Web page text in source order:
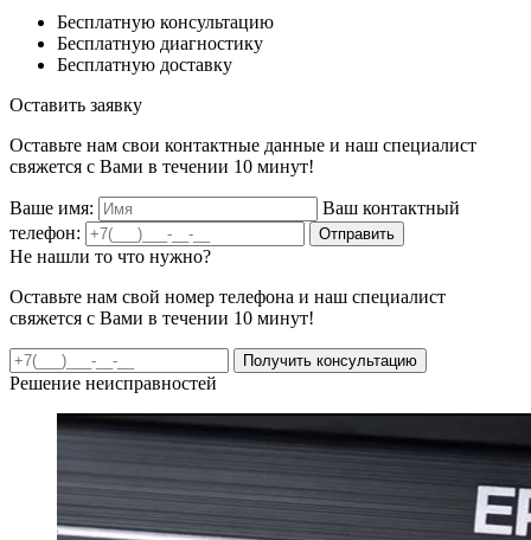
Бесплатную консультацию
Бесплатную диагностику
Бесплатную доставку
Оставить заявку
Оставьте нам свои контактные данные и наш специалист
свяжется с Вами в течении 10 минут!
Ваше имя:
Ваш контактный
телефон:
Отправить
Не нашли то что нужно?
Оставьте нам свой номер телефона и наш специалист
свяжется с Вами в течении 10 минут!
Получить консультацию
Решение неисправностей